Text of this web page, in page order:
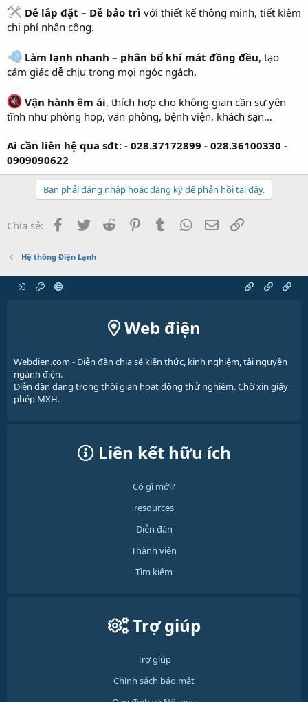
Dễ lắp đặt – Dễ bảo trì với thiết kế thông minh, tiết kiệm
chi phí nhân công.
Làm lạnh nhanh – phân bổ khí mát đồng đều, tạo
cảm giác dễ chịu trong mọi ngóc ngách.
Vận hành êm ái, thích hợp cho không gian cần sự yên
tĩnh như phòng họp, văn phòng, bệnh viện, khách sạn…
Ai cần liên hệ qua sđt: - 028.37172899 - 028.36100330 -
0909090622
Bạn phải đăng nhập hoặc đăng ký để phản hồi tại đây.
Chia sẻ: Facebook
Twitter Reddit PinterestTumblr WhatsApp
Email
Hệ thống Điện Lạnh
Web điện
Webdien.com - Diễn đàn chia sẻ kiến thức, kinh nghiệm, tài nguyên
ngành điện.
Diễn đàn đang trong thời gian hoạt động thử nghiệm. Chờ xin giấy
phép MXH.
Liên kết hữu ích
Có gì mới?
resources
Diễn đàn
Thành viên
Tìm kiếm
Trợ giúp
Trợ giúp
Chính sách bảo mật